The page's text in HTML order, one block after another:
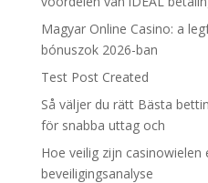
Magyar Online Casino: a
bónuszok 2026-ban
Test Post Created
Så väljer du rätt Bästa
för snabba uttag och
Hoe veilig zijn casinowielen
beveiligingsanalyse